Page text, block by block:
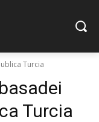
Turcia
Turcia